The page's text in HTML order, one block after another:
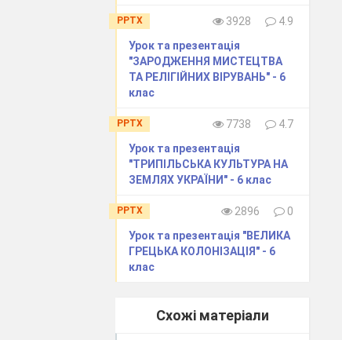
PPTX 3928
4.9
Урок та презентація
"ЗАРОДЖЕННЯ МИСТЕЦТВА
ТА РЕЛІГІЙНИХ ВІРУВАНЬ" - 6
клас
PPTX 7738
4.7
Урок та презентація
"ТРИПІЛЬСЬКА КУЛЬТУРА НА
ЗЕМЛЯХ УКРАЇНИ" - 6 клас
PPTX 2896
0
Урок та презентація "ВЕЛИКА
ГРЕЦЬКА КОЛОНІЗАЦІЯ" - 6
клас
Схожі матеріали